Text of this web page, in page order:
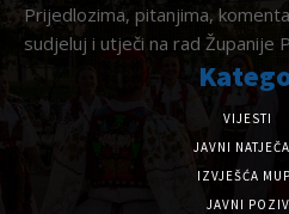
Prijedlozima, pitanjima,
sudjeluj i utječi na rad Županije
VIJESTI
JAVNI
IZVJEŠĆA
JAVNI